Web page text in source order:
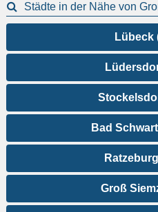
Städte in der Nähe von
Lübeck
Bad
Groß